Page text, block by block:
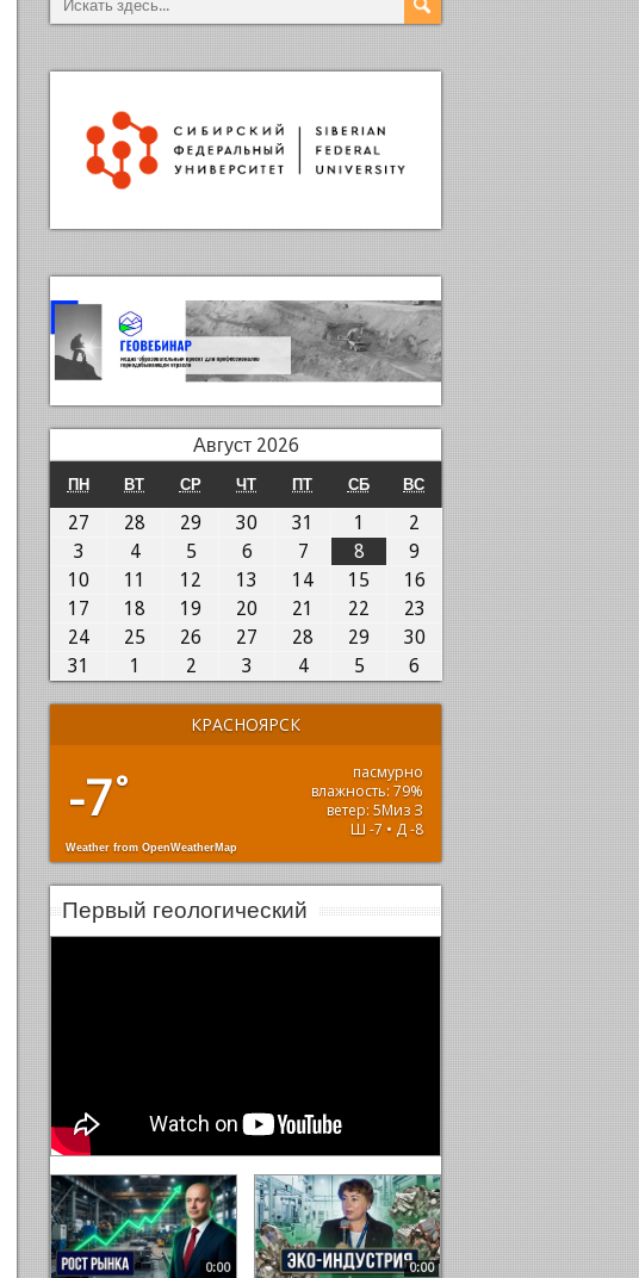
Август 2026
ПНПОНЕДЕЛЬНИК
ВТВТОРНИК
СРСРЕДА
ЧТЧЕТВЕРГ
ПТПЯТНИЦА
СБСУББОТА
ВСВОСКРЕСЕНЬЕ
27 27.07.2026
28 28.07.2026
2929.07.2026
3030.07.2026
31 31.07.2026
1 01.08.2026
2
3 03.08.2026
404.08.2026
505.08.2026
606.08.2026
707.08.2026
808.08.2026
909.08.2026
1010.08.2026
11 11.08.2026
12 12.08.2026
13 13.08.2026
1414.08.2026
15 15.08.2026
1616.08.2026
17 17.08.2026
18 18.08.2026
1919.08.2026
2020.08.2026
21 21.08.2026
22 22.08.2026
23
2424.08.2026
25 25.08.2026
26 26.08.2026
27 27.08.2026
28 28.08.2026
2929.08.2026
3030.08.2026
31
31.08.2026
1 01.09.2026
202.09.2026
3 03.09.2026
404.09.2026
505.09.2026
6
КРАСНОЯРСК
-7°
пасмурно
влажность: 79%
ветер: 5Миз З
Ш -7 • Д -8
Weather from OpenWeatherMap
Первый геологический
0:00 0:00